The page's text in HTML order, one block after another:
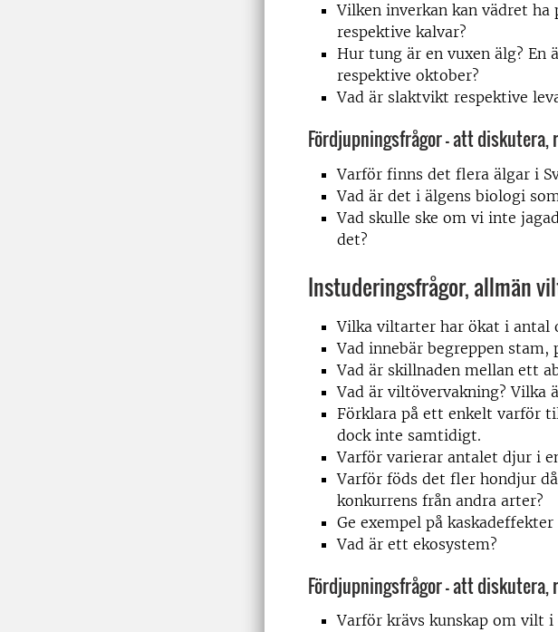
Vilken inverkan kan vädret
respektive kalvar?
Hur tung är en vuxen älg? En
respektive oktober?
Vad är slaktvikt respektive
Fördjupningsfrågor – att
Varför finns det flera älgar i
Vad är det i älgens biologi
Vad skulle ske om vi inte
det?
Instuderingsfrågor, allmän
Vilka viltarter har ökat i antal
Vad innebär begreppen stam,
Vad är skillnaden mellan ett
Vad är viltövervakning? Vilka
Förklara på ett enkelt varför
dock inte samtidigt.
Varför varierar antalet djur i
Varför föds det fler hondjur
konkurrens från andra arter?
Ge exempel på
Vad är ett ekosystem?
Fördjupningsfrågor – att
Varför krävs kunskap om vilt